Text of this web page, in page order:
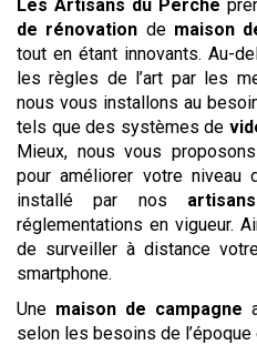
Les Artisans du Perche
de rénovation de maison
tout en étant innovants. Au-
les règles de l’art par les
nous vous installons au
tels que des systèmes de
Mieux, nous vous
pour améliorer votre
installé par nos artisans
réglementations en vigueur.
de surveiller à distance
smartphone.
Une maison de campagne
selon les besoins de